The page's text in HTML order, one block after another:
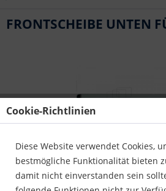
FRONTSCHEIBE UNTEN
Cookie-Richtlinien
Diese Website verwendet Cookies,
bestmögliche Funktionalität bieten
damit nicht einverstanden sein